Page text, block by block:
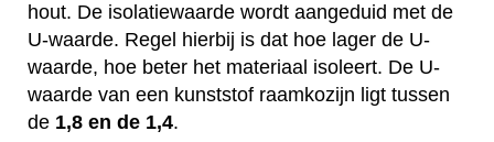
hout. De isolatiewaarde wordt aangeduid met de
U-waarde. Regel hierbij is dat hoe lager de U-
waarde, hoe beter het materiaal isoleert. De U-
waarde van een kunststof raamkozijn ligt tussen
de 1,8 en de 1,4.